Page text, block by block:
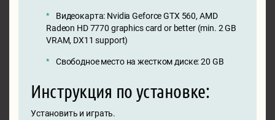
Видеокарта: Nvidia Geforce GTX 560, AMD
Radeon HD 7770 graphics card or better (min. 2 GB
VRAM, DX11 support)
Свободное место на жестком диске: 20 GB
Инструкция по установке:
Установить и играть.